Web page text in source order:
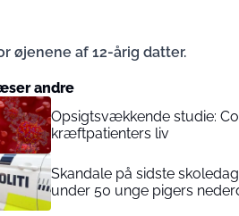
øjenene af 12-årig datter.
andre
Opsigtsvækkende studie:
kræftpatienters liv
Skandale på sidste
under 50 unge pigers